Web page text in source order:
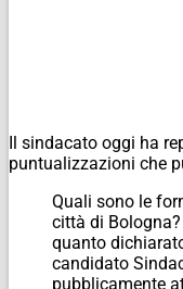
Il sindacato oggi ha
puntualizzazioni che
Quali sono le
città di
quanto
candidato
pubblicamente